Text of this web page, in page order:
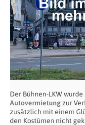
Der Bühnen-LKW
Autovermietung zur
zusätzlich mit einem
den Kostümen nicht